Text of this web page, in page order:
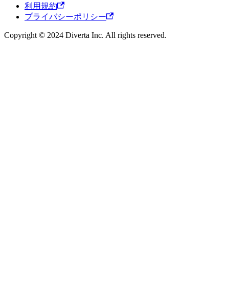
利用規約
プライバシーポリシー
Copyright © 2024 Diverta Inc. All rights reserved.